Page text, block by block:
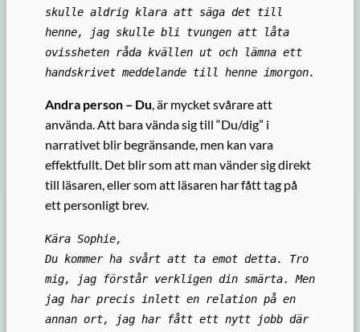
skulle aldrig klara att säga det till
henne, jag skulle bli tvungen att låta
ovissheten råda kvällen ut och lämna ett
handskrivet meddelande till henne imorgon.
Andra person – Du, är mycket svårare att
använda. Att bara vända sig till “Du/dig” i
narrativet blir begränsande, men kan vara
effektfullt. Det blir som att man vänder sig direkt
till läsaren, eller som att läsaren har fått tag på
ett personligt brev.
Kära Sophie,
Du kommer ha svårt att ta emot detta. Tro
mig, jag förstår verkligen din smärta. Men
jag har precis inlett en relation på en
annan ort, jag har fått ett nytt jobb där